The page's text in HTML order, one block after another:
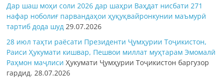
Дар шаш моҳи соли 2026 дар шаҳри Ваҳдат нисбати 271
нафар ноболиғ парвандаҳои ҳуқуқвайронкунии маъмурӣ
тартиб дода шуд 29.07.2026
28 июл таҳти раёсати Президенти Ҷумҳурии Тоҷикистон,
Раиси Ҳукумати кишвар, Пешвои миллат муҳтарам Эмомалӣ
Раҳмон маҷлисиҲукумати Ҷумҳурии Тоҷикистон баргузор
гардид.28.07.2026